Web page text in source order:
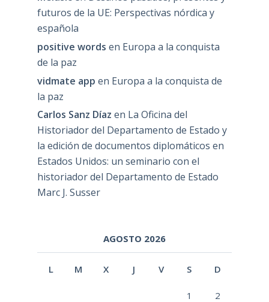
futuros de la UE: Perspectivas nórdica y
española
positive words en Europa a la conquista
de la paz
vidmate app en Europa a la conquista de
la paz
Carlos Sanz Díaz en La Oficina del
Historiador del Departamento de Estado y
la edición de documentos diplomáticos en
Estados Unidos: un seminario con el
historiador del Departamento de Estado
Marc J. Susser
AGOSTO 2026
L M X J V S D
1 2